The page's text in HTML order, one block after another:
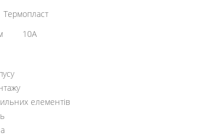
Термопласт
10А
елементів